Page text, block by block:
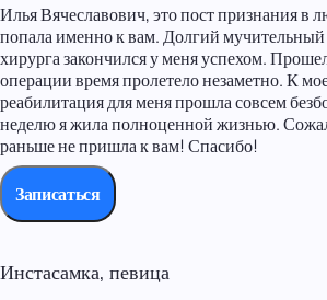
Илья Вячеславович, это пост признания в
попала именно к вам. Долгий
хирурга закончился у меня успехом.
операции время пролетело незаметно. К
реабилитация для меня прошла совсем
неделю я жила полноценной жизнью.
раньше не пришла к вам! Спасибо!
Записаться
Инстасамка, певица